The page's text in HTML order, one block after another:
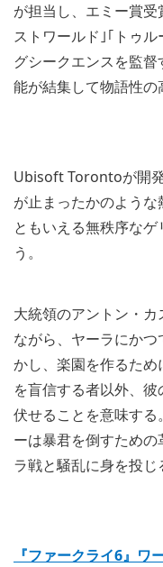
が担当し、エミー賞
ストワールド｣｢トゥ
グシークエンスを監
能が結集して物語性の
Ubisoft Torontoが開
が止まったかのよう
ともいえる無秩序な
う。
大統領のアントン・
ながら、ヤーラにか
かし、楽園を作るた
を盲信する者以外、
伏せることを意味す
ーは暴君を倒すため
ラ戦と騒乱に身を投じ
『ファークライ6』ワ